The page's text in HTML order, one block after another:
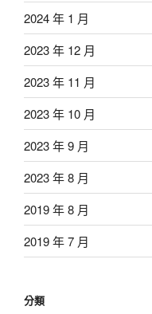
2024 年 1 月
2023 年 12 月
2023 年 11 月
2023 年 10 月
2023 年 9 月
2023 年 8 月
2019 年 8 月
2019 年 7 月
分類